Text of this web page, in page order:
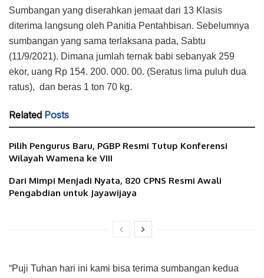
Sumbangan yang diserahkan jemaat dari 13 Klasis
diterima langsung oleh Panitia Pentahbisan. Sebelumnya
sumbangan yang sama terlaksana pada, Sabtu
(11/9/2021). Dimana jumlah ternak babi sebanyak 259
ekor, uang Rp 154. 200. 000. 00. (Seratus lima puluh dua
ratus), dan beras 1 ton 70 kg.
Related Posts
Pilih Pengurus Baru, PGBP Resmi Tutup Konferensi
Wilayah Wamena ke VIII
Dari Mimpi Menjadi Nyata, 820 CPNS Resmi Awali
Pengabdian untuk Jayawijaya
“Puji Tuhan hari ini kami bisa terima sumbangan kedua